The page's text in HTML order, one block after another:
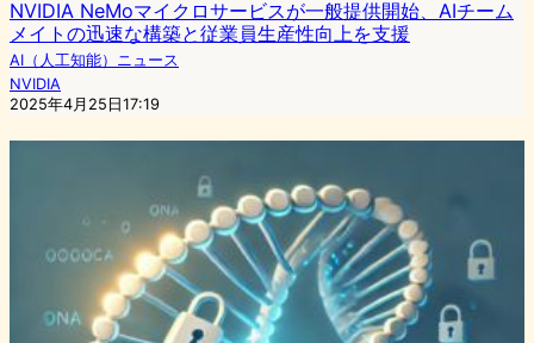
NVIDIA NeMoマイクロサービスが一般提供開始、AIチーム
メイトの迅速な構築と従業員生産性向上を支援
AI（人工知能）ニュース
NVIDIA
2025年4月25日17:19